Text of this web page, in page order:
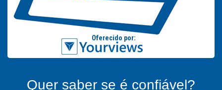
Quer saber se é confiável?